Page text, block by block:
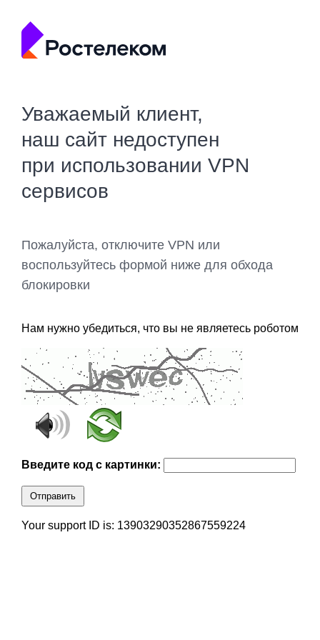
Уважаемый клиент,
наш сайт недоступен
при использовании VPN
сервисов
Пожалуйста, отключите VPN или
воспользуйтесь формой ниже для обхода
блокировки
Нам нужно убедиться, что вы не являетесь роботом
Введите код с картинки:
Отправить
Your support ID is: 13903290352867559224